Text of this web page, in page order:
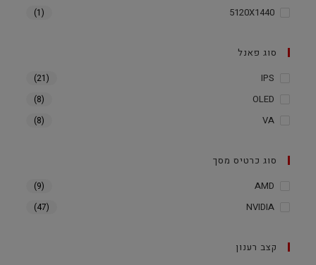
5120X1440
(1)
סוג פאנל
IPS
(21)
OLED
(8)
VA
(8)
סוג כרטיס מסך
AMD
(9)
NVIDIA
(47)
קצב רענון